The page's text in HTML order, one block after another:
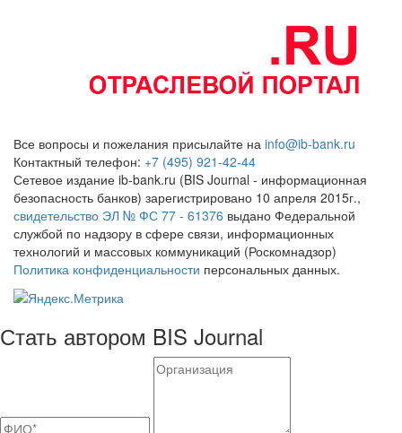
Все вопросы и пожелания присылайте на info@ib-bank.ru
Контактный телефон: +7 (495) 921-42-44
Сетевое издание ib-bank.ru (BIS Journal - информационная
безопасность банков) зарегистрировано 10 апреля 2015г.,
свидетельство ЭЛ № ФС 77 - 61376 выдано Федеральной
службой по надзору в сфере связи, информационных
технологий и массовых коммуникаций (Роскомнадзор)
Политика конфиденциальности персональных данных.
Стать автором BIS Journal